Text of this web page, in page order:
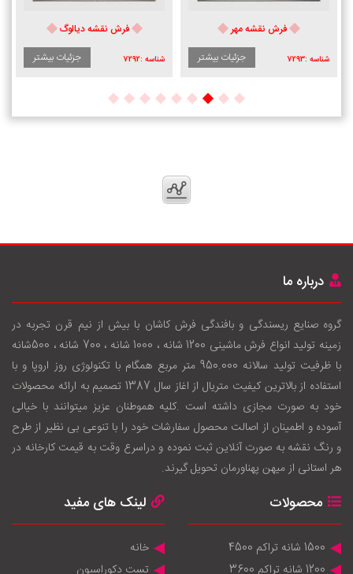
فرش نقشه مهر
شناسه :7293 جزئیات بیشتر
فرش نقشه دیالوگ
شناسه :7292 جزئیات بیشتر
درباره ما
گروه صنایع ریسندگی و بافندگی فرش کاشان با بيش از نيم قرن تجربه در
زمينه توليد انواع فرش ماشینی 1200 شانه ، 1000 شانه ، 700 شانه ، 500شانه
با ظرفيت توليد سالانه 950.000 متر مربع همگام با تکنولوژی روز اروپا و با
استفاده از بالاترين کيفيت متريال از اغاز سال 1387 تصميم به ارائه محصولات
خود به صورت مجازی داشته است .کليه هموطنان عزيز ميتوانند با خيالی
آسوده و اطمينان از اصالت محصول سفارشات خود را با تنوعی بی نظير از طرح
و رنگ نقشه به صورت آنلاين ثبت نموده و دراسرع وقت به قيمت کارخانه در
هر استانی از ميهن پهناورمان تحويل گيرند.
محصولات
1500 شانه تراکم 4500
لینک های مفید
خانه